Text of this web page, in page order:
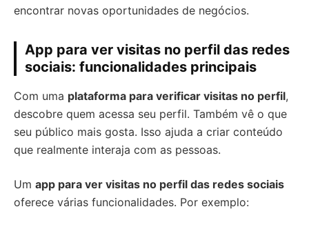
encontrar novas oportunidades de negócios.
App para ver visitas no perfil das redes
sociais: funcionalidades principais
Com uma plataforma para verificar visitas no perfil,
descobre quem acessa seu perfil. Também vê o que
seu público mais gosta. Isso ajuda a criar conteúdo
que realmente interaja com as pessoas.
Um app para ver visitas no perfil das redes sociais
oferece várias funcionalidades. Por exemplo: